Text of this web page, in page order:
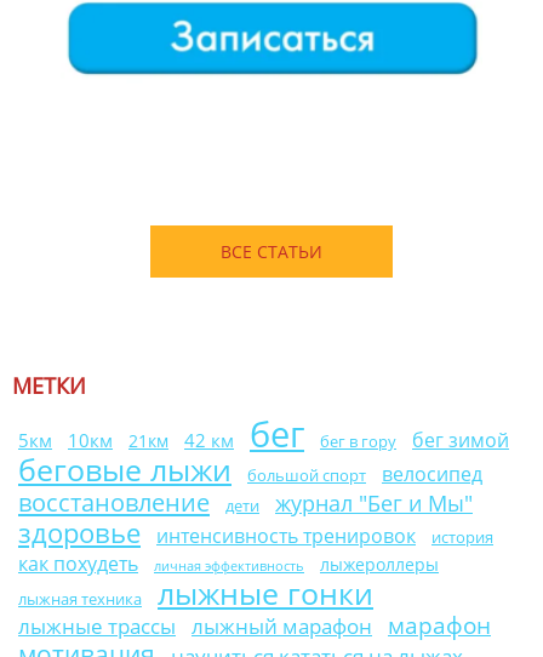
ВСЕ СТАТЬИ
МЕТКИ
5км 10км 21км 42 км бег бег в гору бег зимой
беговые лыжи большой спорт велосипед
восстановление дети журнал "Бег и Мы"
здоровье интенсивность тренировок история
как похудеть личная эффективность лыжероллеры
лыжная техника лыжные гонки
лыжные трассы лыжный марафон марафон